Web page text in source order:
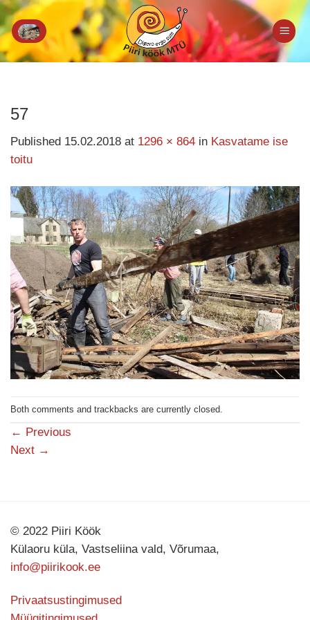
Skip
to
content
57
Published 15.02.2018 at 1296 × 864 in Kasvatame ise
toitu
Both comments and trackbacks are currently closed.
← Previous
Next →
© 2022 Piiri Köök
Külaoru küla, Vastseliina vald, Võrumaa,
info@piirikook.ee
Privaatsustingimused